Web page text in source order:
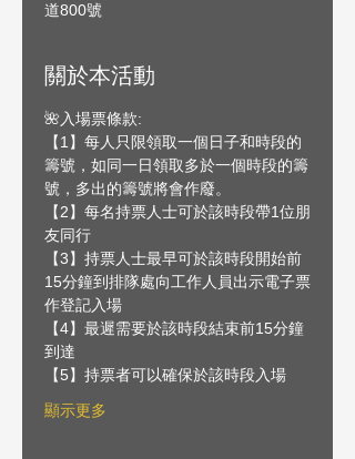
道800號
關於本活動
🌺入場票條款:
【1】每人只限領取一個日子和時段的
籌號，如同一日領取多於一個時段的籌
號，多出的籌號將會作廢。
【2】每名持票人士可於該時段帶1位朋
友同行
【3】持票人士最早可於該時段開始前
15分鐘到排隊處向工作人員出示電子票
作登記入場
【4】最遲需要於該時段結束前15分鐘
到達
【5】持票者可以確保於該時段入場
顯示更多